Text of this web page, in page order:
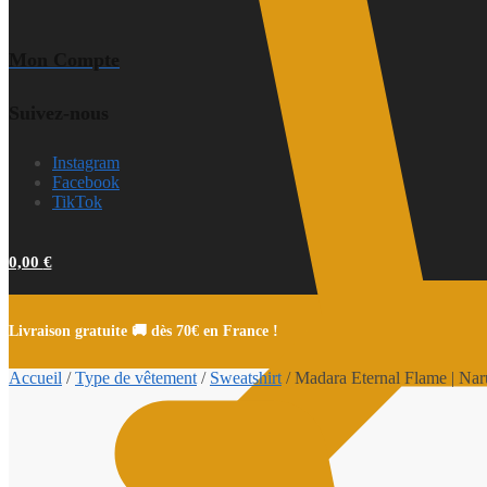
Instagram
Facebook
TikTok
0,00 €
Livraison gratuite 🚚 dès 70€ en France !
Accueil /Type de vêtement / Sweatshirt /Madara Eternal Flame |